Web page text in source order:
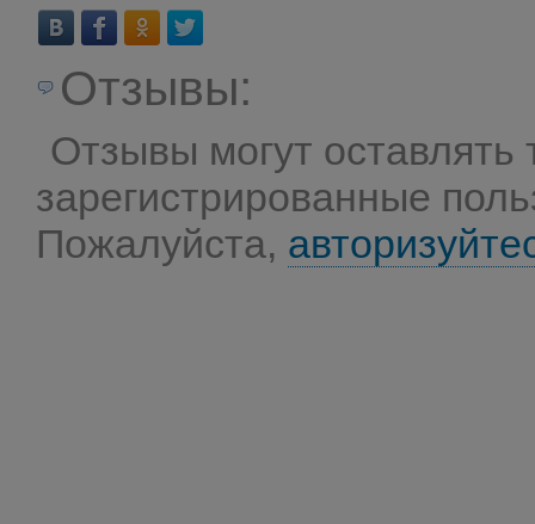
Отзывы:
Отзывы могут оставлять
зарегистрированные
Пожалуйста,